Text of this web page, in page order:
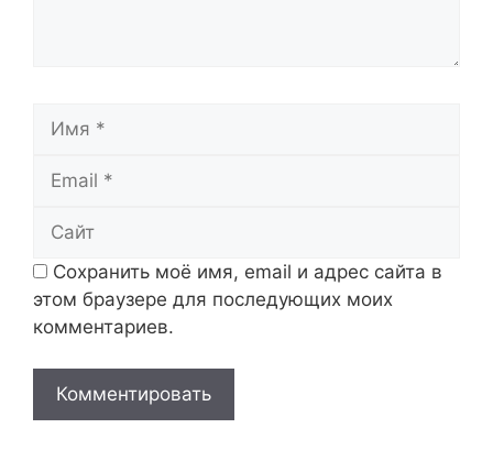
Сохранить моё имя, email и адрес сайта в
этом браузере для последующих моих
комментариев.